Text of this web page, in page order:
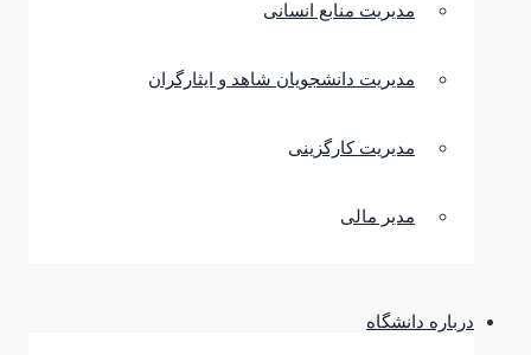
مدیریت منابع انسانی
مدیریت دانشجویان شاهد و ایثارگران
مدیریت کارگزینی
مدیر مالی
درباره دانشگاه